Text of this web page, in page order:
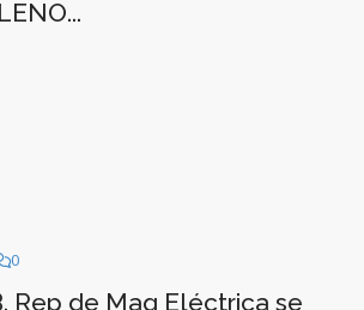
0
Rep de Maq Eléctrica se